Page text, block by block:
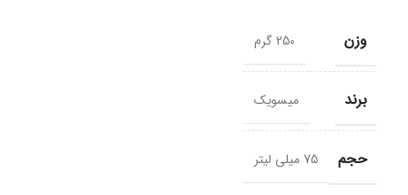
وزن 250 گرم
برند میسویک
حجم 75 میلی لیتر